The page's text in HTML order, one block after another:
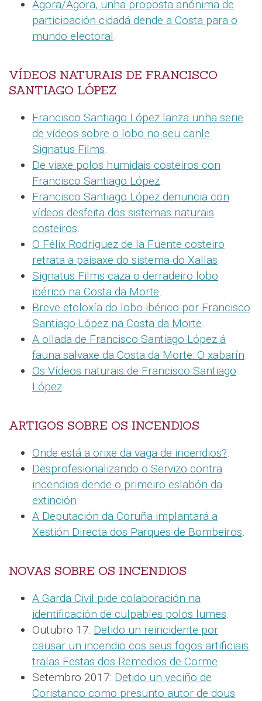
Agora/Ágora, unha proposta anónima de
participación cidadá dende a Costa para o
mundo electoral.
VÍDEOS NATURAIS DE FRANCISCO
SANTIAGO LÓPEZ
Francisco Santiago López lanza unha serie
de vídeos sobre o lobo no seu canle
Signatus Films.
De viaxe polos humidais costeiros con
Francisco Santiago López.
Francisco Santiago López denuncia con
vídeos desfeita dos sistemas naturais
costeiros.
O Félix Rodríguez de la Fuente costeiro
retrata a paisaxe do sistema do Xallas.
Signatus Films caza o derradeiro lobo
ibérico na Costa da Morte.
Breve etoloxía do lobo ibérico por Francisco
Santiago López na Costa da Morte.
A ollada de Francisco Santiago López á
fauna salvaxe da Costa da Morte: O xabarín.
Os Vídeos naturais de Francisco Santiago
López
ARTIGOS SOBRE OS INCENDIOS
Onde está a orixe da vaga de incendios?.
Desprofesionalizando o Servizo contra
incendios dende o primeiro eslabón da
extinción.
A Deputación da Coruña implantará a
Xestión Directa dos Parques de Bombeiros.
NOVAS SOBRE OS INCENDIOS
A Garda Civil pide colaboración na
identificación de culpables polos lumes.
Outubro 17: Detido un reincidente por
causar un incendio cos seus fogos artificiais
tralas Festas dos Remedios de Corme.
Setembro 2017: Detido un veciño de
Coristanco como presunto autor de dous